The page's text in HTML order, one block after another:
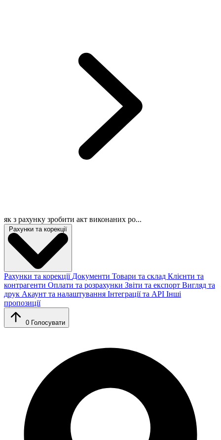
як з рахунку зробити акт виконаних ро...
Рахунки та корекції
Рахунки та корекціїДокументи Товари та склад Клієнти та
контрагенти Оплати та розрахунки Звіти та експорт Вигляд та
друк Акаунт та налаштування Інтеграції та API Інші
пропозиції
0 Голосувати